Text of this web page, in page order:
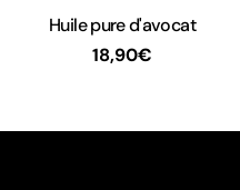
Taper:
Huile pure d'avocat
Prix
18,90€